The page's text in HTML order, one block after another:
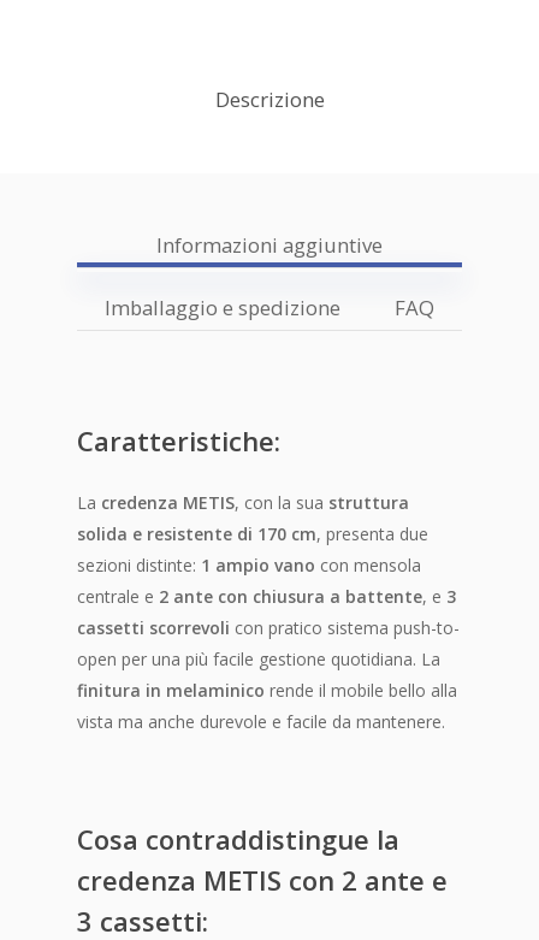
Descrizione
Informazioni aggiuntive
Imballaggio e spedizione FAQ
Caratteristiche:
La credenza METIS, con la sua struttura
solida e resistente di 170 cm, presenta due
sezioni distinte: 1 ampio vano con mensola
centrale e 2 ante con chiusura a battente, e 3
cassetti scorrevoli con pratico sistema push-to-
open per una più facile gestione quotidiana. La
finitura in melaminico rende il mobile bello alla
vista ma anche durevole e facile da mantenere.
Cosa contraddistingue la
credenza METIS con 2 ante e
3 cassetti: